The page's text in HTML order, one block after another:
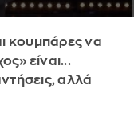
κουμπάρες να
είναι...
αλλά